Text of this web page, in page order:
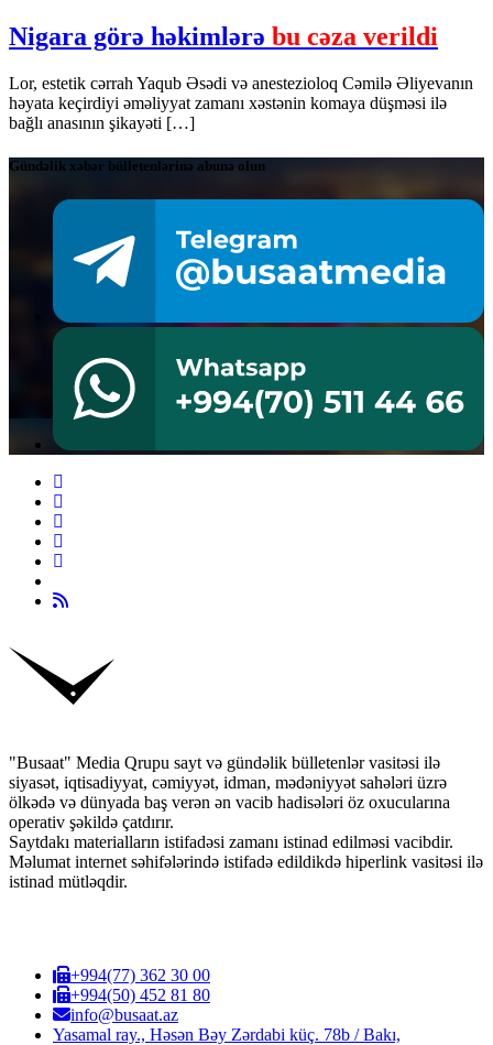
Nigara görə həkimlərə bu cəza verildi
Lor, estetik cərrah Yaqub Əsədi və anestezioloq Cəmilə Əliyevanın
həyata keçirdiyi əməliyyat zamanı xəstənin komaya düşməsi ilə
bağlı anasının şikayəti […]
Gündəlik xəbər bülletenlərinə abunə olun
"Busaat" Media Qrupu sayt və gündəlik bülletenlər vasitəsi ilə
siyasət, iqtisadiyyat, cəmiyyət, idman, mədəniyyət sahələri üzrə
ölkədə və dünyada baş verən ən vacib hadisələri öz oxucularına
operativ şəkildə çatdırır.
Saytdakı materialların istifadəsi zamanı istinad edilməsi vacibdir.
Məlumat internet səhifələrində istifadə edildikdə hiperlink vasitəsi ilə
istinad mütləqdir.
+994(77) 362 30 00
+994(50) 452 81 80
info@busaat.az
Yasamal ray., Həsən Bəy Zərdabi küç. 78b / Bakı,